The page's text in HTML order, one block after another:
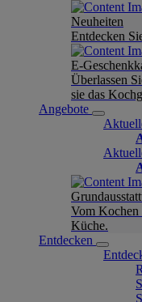
Neuheiten
Entdecken
E-
Überlassen
sie das
Angebote
Vom Kochen
Küche.
Entdecken